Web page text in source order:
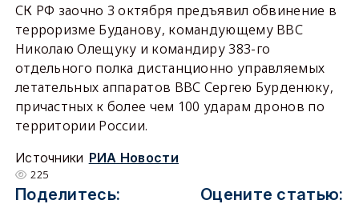
СК РФ заочно 3 октября предъявил обвинение в
терроризме Буданову, командующему ВВС
Николаю Олещуку и командиру 383-го
отдельного полка дистанционно управляемых
летательных аппаратов ВВС Сергею Бурденюку,
причастных к более чем 100 ударам дронов по
территории России.
Источники РИА Новости
225
Поделитесь: Оцените статью: